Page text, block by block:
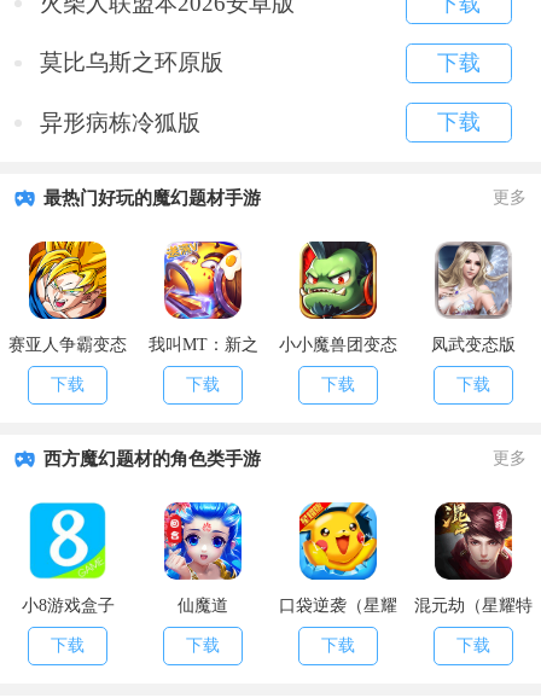
莫比乌斯之环原版 下载
异形病栋冷狐版 下载
最热门好玩的魔幻题材手游 更多
赛亚人争霸变态
版
下载
我叫MT：新之
助变态版
下载
小小魔兽团变态
版
下载
凤武变态版
下载
西方魔幻题材的角色类手游 更多
小8游戏盒子
下载
仙魔道
下载
口袋逆袭（星耀
特权）
下载
混元劫（星耀特
权）
下载